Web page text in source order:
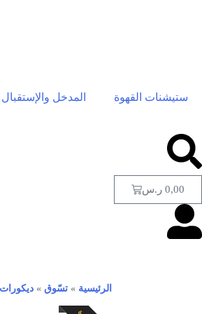
ستيشنات القهوة المدخل والإستقبال
0,00 ر.س
الرئيسية »تسّوق »